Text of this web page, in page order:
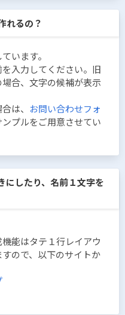
れるの？
います。
入力してください。旧
合、文字の候補が表示
は、 お問い合わせフォ
プルをご用意させてい
にしたり、名前１文字を
能はタテ１行レイアウ
ので、以下のサイトか